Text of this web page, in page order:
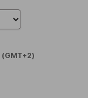
(GMT+2)